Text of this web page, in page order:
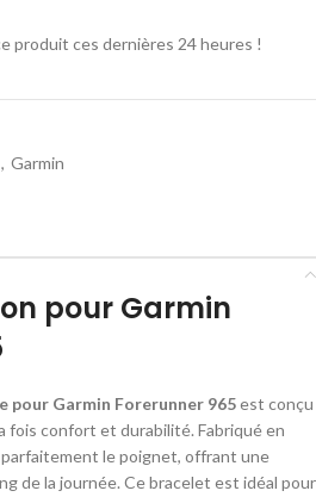
produit ces dernières 24 heures !
, Garmin
pour Garmin
pour Garmin Forerunner 965est conçu
fois confort et durabilité. Fabriqué en
le poignet, offrant une
de la journée. Ce bracelet est idéal pour